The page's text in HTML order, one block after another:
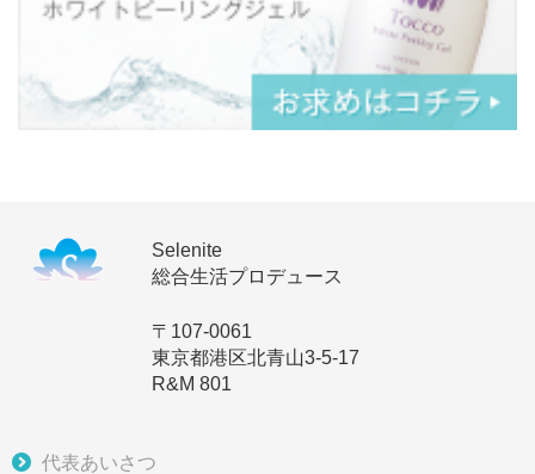
Selenite
総合生活プロデュース
〒107-0061
東京都港区北青山3-5-17
R&M 801
代表あいさつ